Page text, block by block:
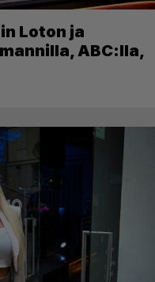
Loton ja
ABC:lla,